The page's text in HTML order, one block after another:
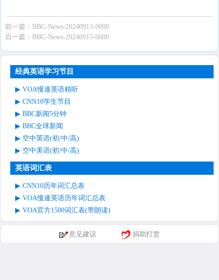
前一篇： BBC-News-20240913-0000
后一篇： BBC-News-20240915-0000
经典英语学习节目
VOA慢速英语精听
CNN10学生节目
BBC新闻5分钟
BBC全球新闻
空中英语(初/中/高)
空中美语(初/中/高)
英语词汇表
CNN10历年词汇总表
VOA慢速英语历年词汇总表
VOA官方1500词汇表(带朗读)
意见建议 捐助打赏